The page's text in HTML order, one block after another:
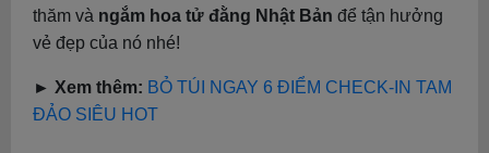
thăm và ngắm hoa tử đằng Nhật Bản để tận hưởng
vẻ đẹp của nó nhé!
► Xem thêm: BỎ TÚI NGAY 6 ĐIỂM CHECK-IN TAM
ĐẢO SIÊU HOT